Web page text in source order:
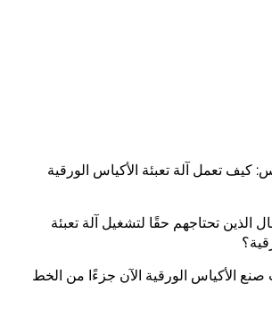
كيف تعمل آلة تعبئة الأكياس الورقية
الذين تحتاجهم حقًا لتشغيل آلة تعبئة
الأكياس الورقية الآن جزءًا من الخط